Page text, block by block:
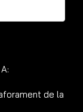
de la